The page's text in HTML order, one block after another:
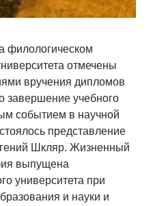
филологическом
отмечены
вручения дипломов
завершение учебного
событием в научной
представление
Шкляр. Жизненный
выпущена
университета при
и науки и